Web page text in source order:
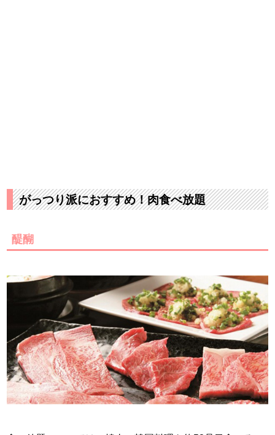
がっつり派におすすめ！肉食べ放題
醍醐